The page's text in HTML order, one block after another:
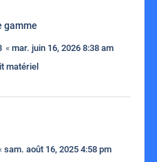
gamme
« mar. juin 16, 2026 8:38 am
matériel
sam. août 16, 2025 4:58 pm